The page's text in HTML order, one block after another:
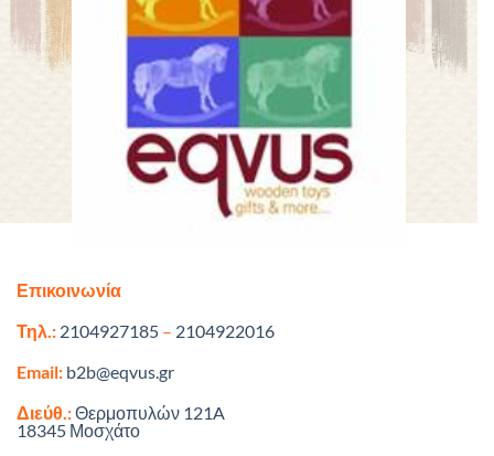
Επικοινωνία
Τηλ.: 2104927185 – 2104922016
Email: b2b@eqvus.gr
Διεύθ.:Θερμοπυλών 121A
18345 Μοσχάτο